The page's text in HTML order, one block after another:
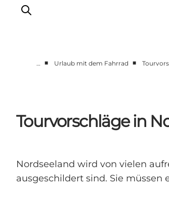
Geschmack
Unterkünfte
Reiseplanung
… ■ Urlaub mit dem Fahrrad ■
Tourvorschläge in
Nordseeland wird von vielen
ausgeschildert sind. Sie